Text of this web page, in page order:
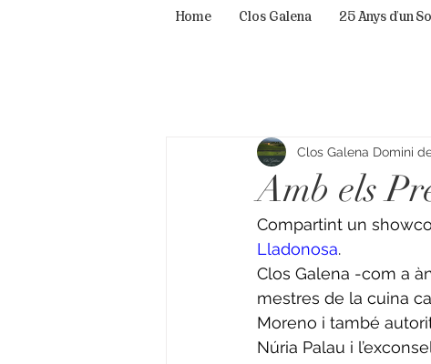
Home Clos Galena 25 Anys d'un
Amb els
Clos Galena Domini
Compartint un
Lladonosa.
Clos Galena -com a
mestres de la cuina
Moreno i també
Núria Palau i